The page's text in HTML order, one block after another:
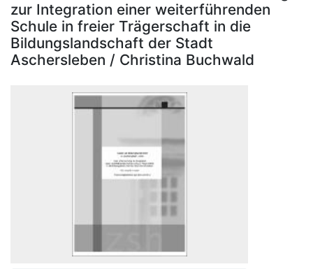
zur Integration einer weiterführenden
Schule in freier Trägerschaft in die
Bildungslandschaft der Stadt
Aschersleben / Christina Buchwald